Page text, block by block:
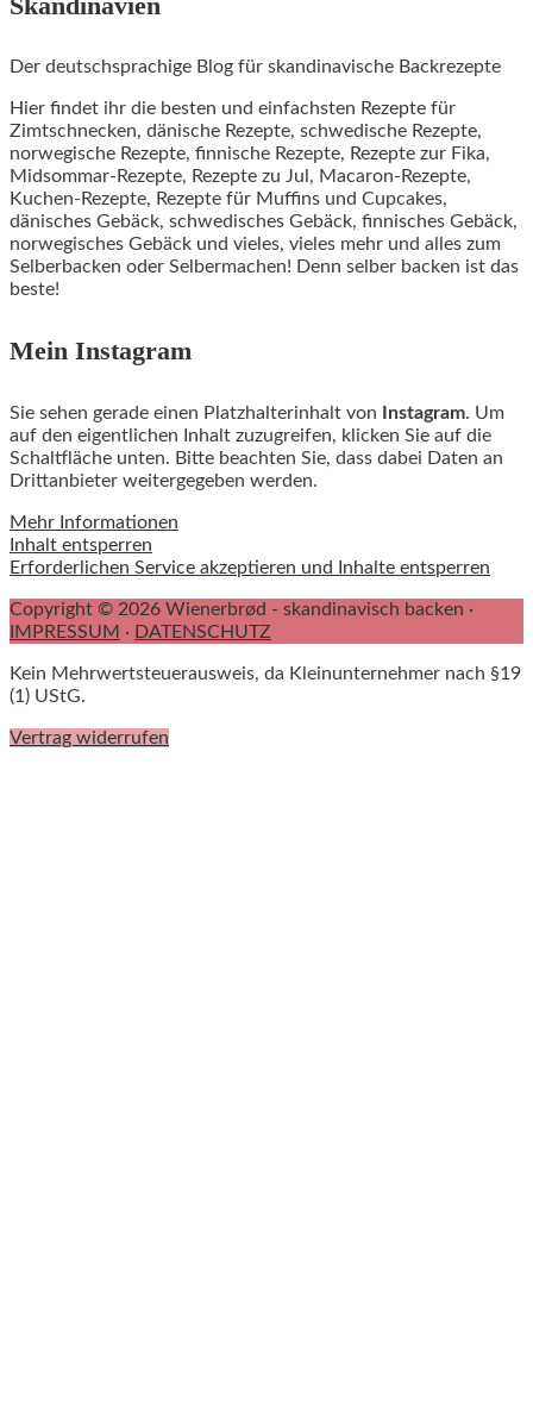
Der deutschsprachige Blog für skandinavische Backrezepte
Hier findet ihr die besten und einfachsten Rezepte für
Zimtschnecken, dänische Rezepte, schwedische Rezepte,
norwegische Rezepte, finnische Rezepte, Rezepte zur Fika,
Midsommar-Rezepte, Rezepte zu Jul, Macaron-Rezepte,
Kuchen-Rezepte, Rezepte für Muffins und Cupcakes,
dänisches Gebäck, schwedisches Gebäck, finnisches Gebäck,
norwegisches Gebäck und vieles, vieles mehr und alles zum
Selberbacken oder Selbermachen! Denn selber backen ist das
beste!
Mein Instagram
Sie sehen gerade einen Platzhalterinhalt von Instagram. Um
auf den eigentlichen Inhalt zuzugreifen, klicken Sie auf die
Schaltfläche unten. Bitte beachten Sie, dass dabei Daten an
Drittanbieter weitergegeben werden.
Mehr Informationen
Inhalt entsperren
Erforderlichen Service akzeptieren und Inhalte entsperren
Copyright © 2026 Wienerbrød - skandinavisch backen ·
IMPRESSUM · DATENSCHUTZ
Kein Mehrwertsteuerausweis, da Kleinunternehmer nach §19
(1) UStG.
Vertrag widerrufen